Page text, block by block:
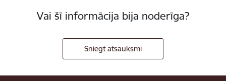
Vai šī informācija bija noderīga?
Sniegt atsauksmi